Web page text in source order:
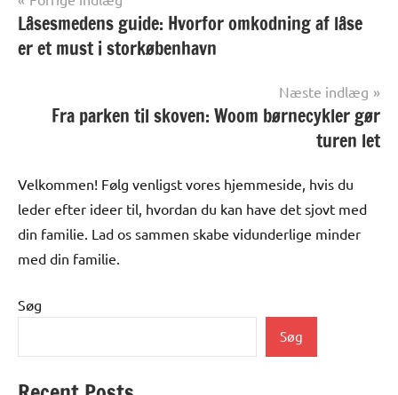
Låsesmedens guide: Hvorfor omkodning af låse
er et must i storkøbenhavn
Næste indlæg
Fra parken til skoven: Woom børnecykler gør
turen let
Velkommen! Følg venligst vores hjemmeside, hvis du
leder efter ideer til, hvordan du kan have det sjovt med
din familie. Lad os sammen skabe vidunderlige minder
med din familie.
Søg
Søg